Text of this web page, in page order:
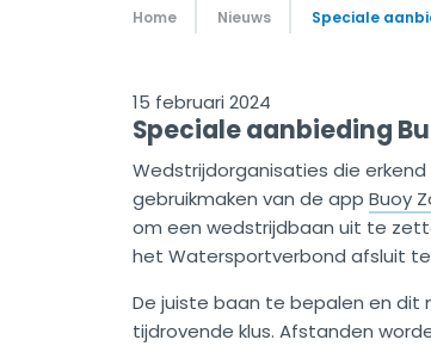
Home Nieuws Speciale
15 februari 2024
Speciale aanbieding
Wedstrijdorganisaties die
gebruikmaken van de app Buoy
om een wedstrijdbaan uit te
het Watersportverbond afsluit
De juiste baan te bepalen en
tijdrovende klus. Afstanden